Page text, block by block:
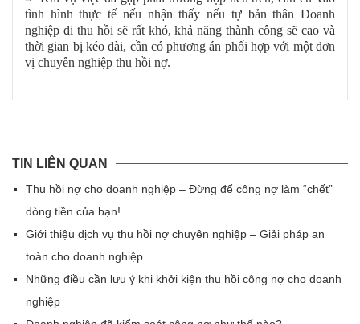
tình hình thực tế nếu nhận thấy nếu tự bản thân Doanh
nghiệp đi thu hồi sẽ rất khó, khả năng thành công sẽ cao và
thời gian bị kéo dài, cần có phương án phối hợp với một đơn
vị chuyên nghiệp thu hồi nợ.
TIN LIÊN QUAN
Thu hồi nợ cho doanh nghiệp – Đừng để công nợ làm “chết”
dòng tiền của bạn!
Giới thiệu dịch vụ thu hồi nợ chuyên nghiệp – Giải pháp an
toàn cho doanh nghiệp
Những điều cần lưu ý khi khởi kiện thu hồi công nợ cho doanh
nghiệp